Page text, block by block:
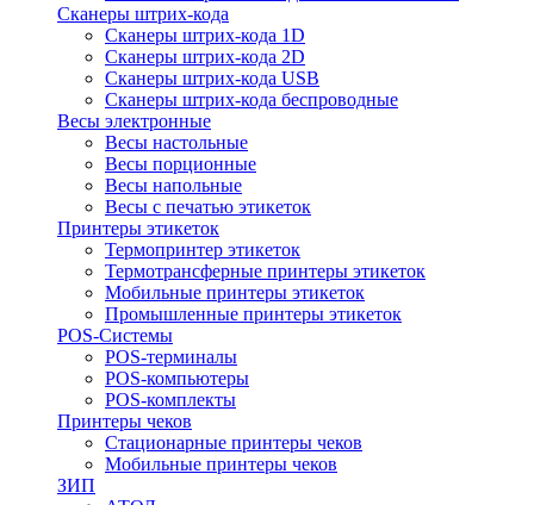
Сканеры штрих-кода
Сканеры штрих-кода 1D
Сканеры штрих-кода 2D
Сканеры штрих-кода USB
Сканеры штрих-кода беспроводные
Весы электронные
Весы настольные
Весы порционные
Весы напольные
Весы с печатью этикеток
Принтеры этикеток
Термопринтер этикеток
Термотрансферные принтеры этикеток
Мобильные принтеры этикеток
Промышленные принтеры этикеток
POS-Системы
POS-терминалы
POS-компьютеры
POS-комплекты
Принтеры чеков
Стационарные принтеры чеков
Мобильные принтеры чеков
ЗИП